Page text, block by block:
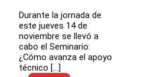
Durante la jornada de
este jueves 14 de
noviembre se llevó a
cabo el Seminario:
¿Cómo avanza el apoyo
técnico […]